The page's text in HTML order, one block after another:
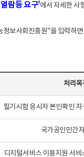
람등 요구'에서 자세한 사
보사회진흥원"을 입력하면
처리목
필기시험 응시자 본인확인
국가공인민간
디지털서비스 이용지원 서비